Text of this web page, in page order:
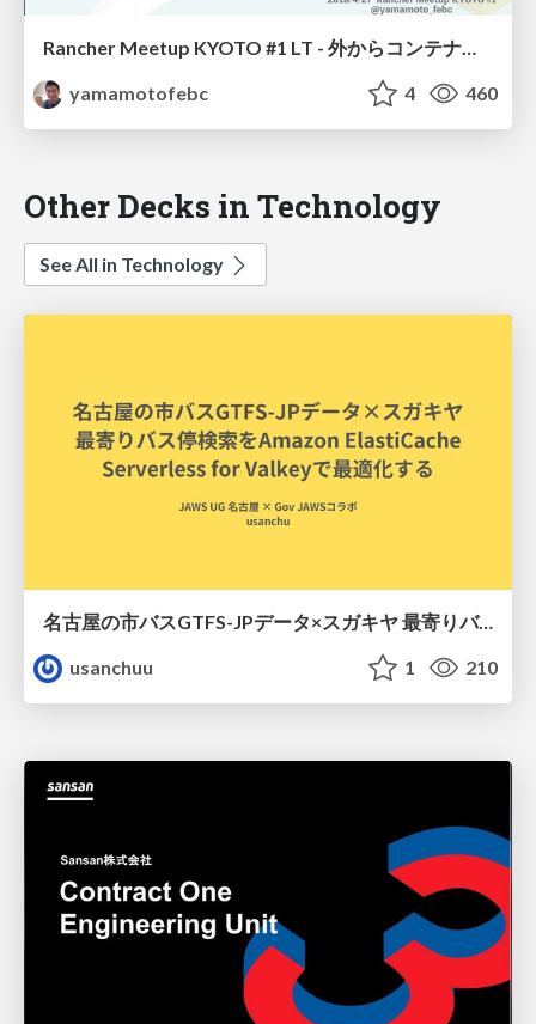
Rancher Meetup KYOTO #1 LT - 外からコンテナに繋ぐには? // Rancher Meetup Kyoto 2018-04-27
yamamotofebc
4 460
Other Decks in Technology
See All in Technology
名古屋の市バスGTFS-JPデータ×スガキヤ 最寄りバス停検索をAmazon ElastiCache Serverless for Valkeyで最適化する
usanchuu
1 210